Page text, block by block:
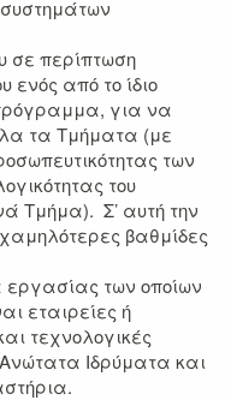
σε περίπτωση
ενός από το ίδιο
για να
τα Τμήματα (με
των
του
Τμήμα). Σ’ αυτή την
βαθμίδες
εργασίας των οποίων
εταιρείες ή
τεχνολογικές
Ιδρύματα και